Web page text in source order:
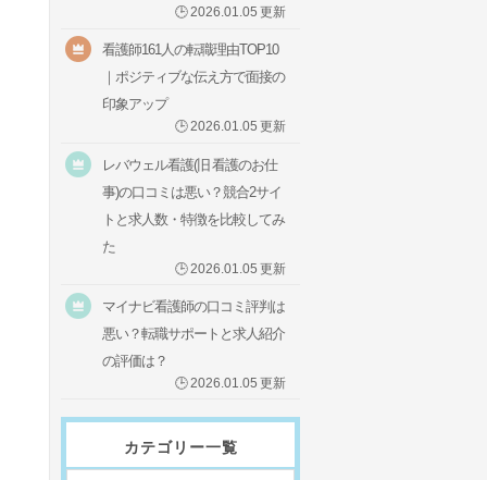
🕒2026.01.05 更新
看護師161人の転職理由TOP10
｜ポジティブな伝え方で面接の
印象アップ
🕒2026.01.05 更新
レバウェル看護(旧 看護のお仕
事)の口コミは悪い？競合2サイ
トと求人数・特徴を比較してみ
た
🕒 2026.01.05 更新
マイナビ看護師の口コミ評判は
悪い？転職サポートと求人紹介
の評価は？
🕒2026.01.05 更新
カテゴリー一覧